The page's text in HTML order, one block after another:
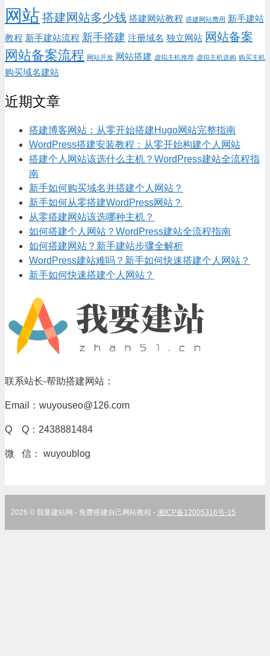
网站 搭建网站多少钱 搭建网站教程 搭建网站费用 新手建站
教程 新手建站流程 新手搭建 注册域名 独立网站 网站备案
网站备案流程 网站开发 网站搭建 虚拟主机推荐 虚拟主机选购 购买主机
购买域名建站
近期文章
搭建博客网站：从零开始搭建Hugo网站完整指南
WordPress搭建安装教程：从零开始构建个人网站
搭建个人网站该选什么主机？WordPress建站全流程指
南
新手如何购买域名并搭建个人网站？
新手如何从零搭建WordPress网站？
从零搭建网站该选哪种主机？
如何搭建个人网站？WordPress建站全流程指南
如何搭建网站？新手建站步骤全解析
WordPress建站难吗？新手如何快速搭建个人网站？
新手如何快速搭建个人网站？
联系站长-帮助搭建网站：
Email：wuyouseo@126.com
Q Q：2438881484
微 信： wuyoublog
2026 © 我要建站网 - 免费搭建自己网站教程 - 湘ICP备12005316号-15